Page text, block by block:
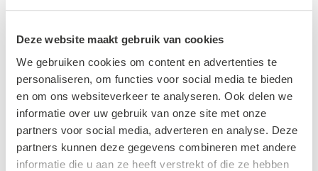
Deze website maakt gebruik van cookies
We gebruiken cookies om content en advertenties te
personaliseren, om functies voor social media te bieden
en om ons websiteverkeer te analyseren. Ook delen we
informatie over uw gebruik van onze site met onze
partners voor social media, adverteren en analyse. Deze
partners kunnen deze gegevens combineren met andere
informatie die u aan ze heeft verstrekt of die ze hebben
Navigating through the elements of the carousel is possible
Press to skip carousel